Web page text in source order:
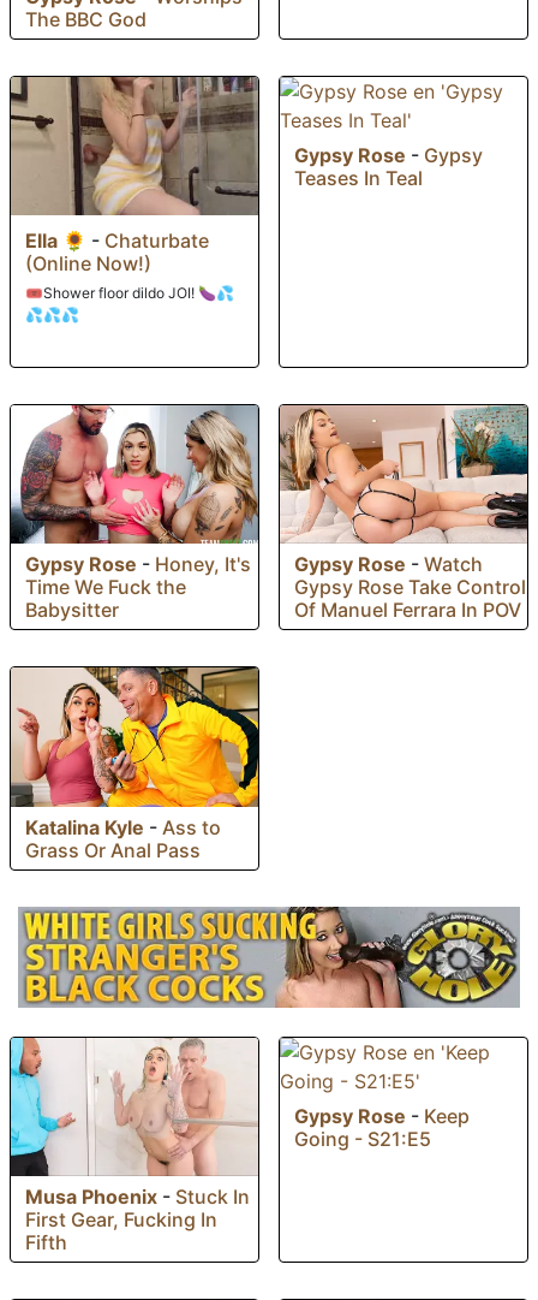
The BBC God
Ella 🌻 - Chaturbate
(Online Now!)
🎟️Shower floor dildo JOI! 🍆💦
💦💦💦
Gypsy Rose - Gypsy
Teases In Teal
Gypsy Rose - Honey, It's
Time We Fuck the
Babysitter
Gypsy Rose - Watch
Gypsy Rose Take Control
Of Manuel Ferrara In POV
Katalina Kyle - Ass to
Grass Or Anal Pass
Musa Phoenix - Stuck In
First Gear, Fucking In
Fifth
Gypsy Rose - Keep
Going - S21:E5